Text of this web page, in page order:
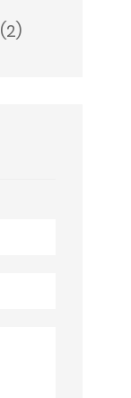
(2)